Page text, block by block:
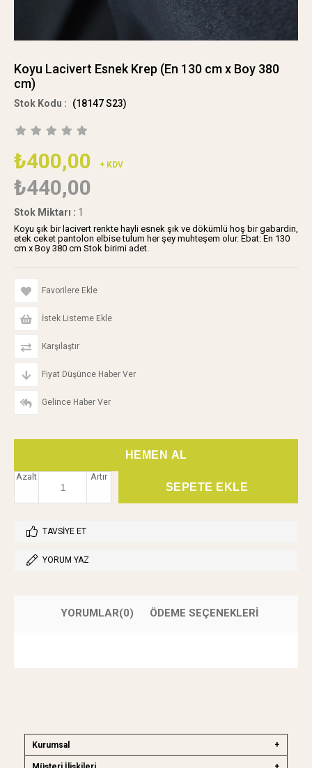
Koyu Lacivert Esnek Krep (En 130 cm x Boy 380
cm)
(18147 S23)
₺400,00 + KDV
₺440,00
Stok Miktarı : 1
Koyu şık bir lacivert renkte hayli esnek şık ve dökümlü hoş bir gabardin,
etek ceket pantolon elbise tulum her şey muhteşem olur. Ebat: En 130
cm x Boy 380 cm Stok birimi adet.
Favorilere Ekle
İstek Listeme Ekle
Karşılaştır
Fiyat Düşünce Haber Ver
Gelince Haber Ver
Artır
Azalt
TAVSIYE ET
YORUM YAZ
YORUMLAR(0) ÖDEME SEÇENEKLERI
Kurumsal